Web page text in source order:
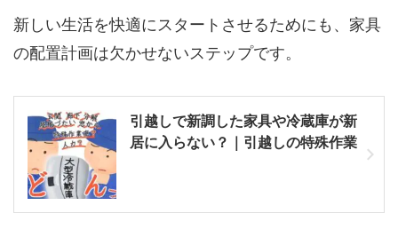
新しい生活を快適にスタートさせるためにも、家具
の配置計画は欠かせないステップです。
引越しで新調した家具や冷蔵庫が新
居に入らない？｜引越しの特殊作業